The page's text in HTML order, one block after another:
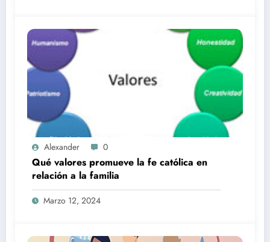
Alexander 0
Qué valores promueve la fe católica en
relación a la familia
Marzo 12, 2024